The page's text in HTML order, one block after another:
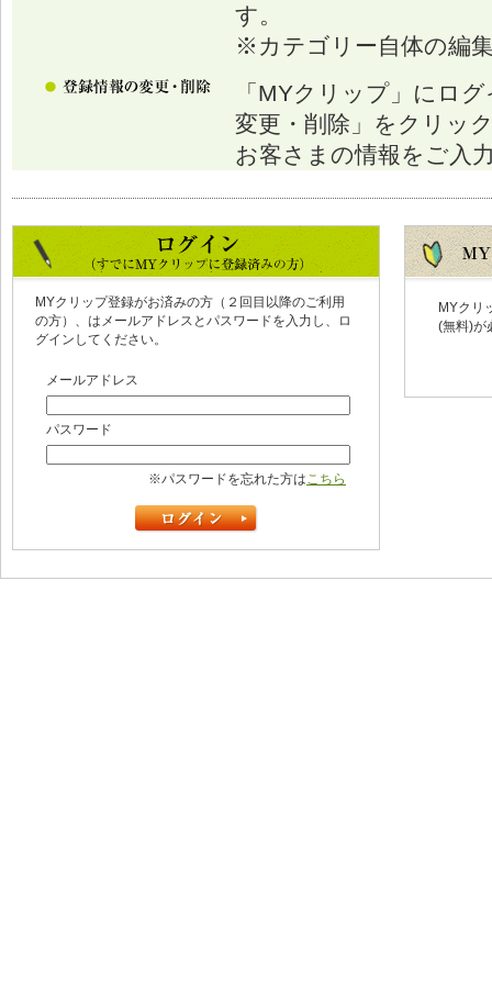
す。
※カテゴリー自体の編
「MYクリップ」にロ
変更・削除」をクリッ
お客さまの情報をご入
MYクリップ登録がお済みの方（２回目以降のご利用
の方）、はメールアドレスとパスワードを入力し、ロ
グインしてください。
メールアドレス
パスワード
※パスワードを忘れた方はこちら
MYクリ
(無料)が